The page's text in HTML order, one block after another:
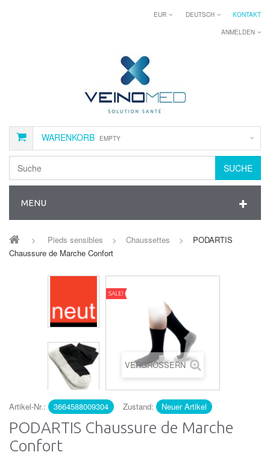
KONTAKT
DEUTSCH
EUR
ANMELDEN
WARENKORB EMPTY
SUCHE
MENU
> Pieds sensibles > Chaussettes >
PODARTIS
Chaussure de Marche Confort
SALE!
VERGRÖSSERN
Artikel-Nr.: 3664588009304 Zustand: Neuer Artikel
PODARTIS Chaussure de Marche
Confort